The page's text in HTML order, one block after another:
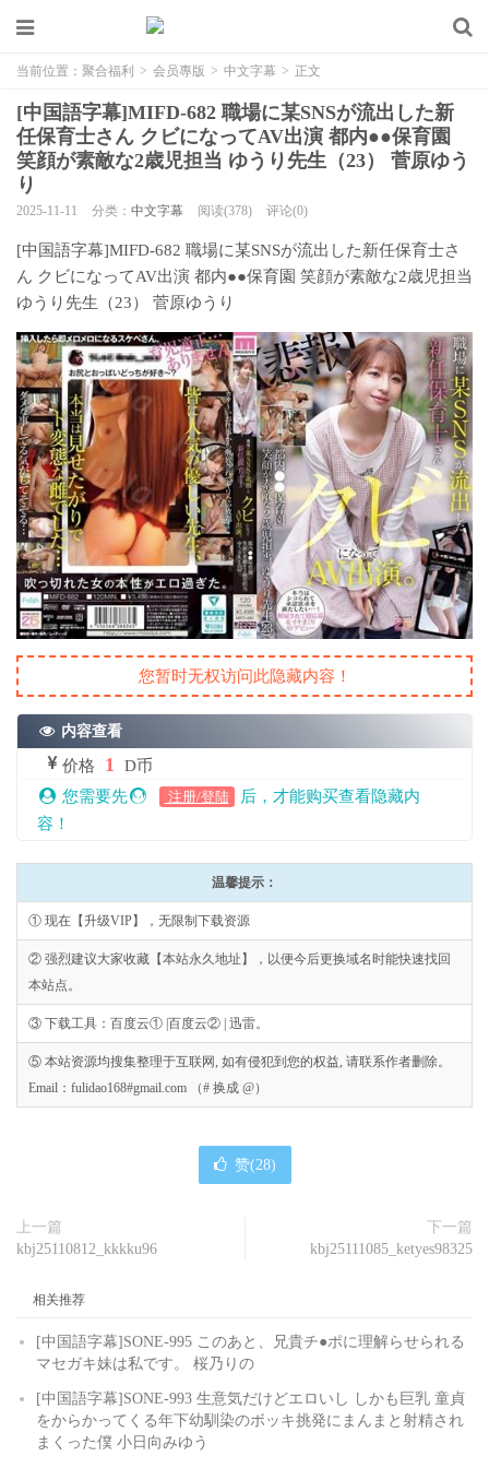
当前位置： 聚合福利 > 会员專版 > 中文字幕 > 正文
[中国語字幕]MIFD-682 職場に某SNSが流出した新
任保育士さん クビになってAV出演 都内●●保育園
笑顔が素敵な2歳児担当 ゆうり先生（23） 菅原ゆう
り
2025-11-11 分类： 中文字幕 阅读(378) 评论(0)
[中国語字幕]MIFD-682 職場に某SNSが流出した新任保育士さ
ん クビになってAV出演 都内●●保育園 笑顔が素敵な2歳児担当
ゆうり先生（23） 菅原ゆうり
您暂时无权访问此隐藏内容！
内容查看
价格 1
D币
您需要先
注册/登陆
后，才能购买查看隐藏内
容！
温馨提示：
① 现在【升级VIP】，无限制下载资源
② 强烈建议大家收藏【本站永久地址】，以便今后更换域名时能快速找回
本站点。
③ 下载工具：百度云① |百度云② | 迅雷。
⑤ 本站资源均搜集整理于互联网, 如有侵犯到您的权益, 请联系作者删除。
Email：fulidao168#gmail.com （# 换成 @）
赞(28)
上一篇
kbj25110812_kkkku96
下一篇
kbj25111085_ketyes98325
相关推荐
[中国語字幕]SONE-995 このあと、兄貴チ●ポに理解らせられる
マセガキ妹は私です。 桜乃りの
[中国語字幕]SONE-993 生意気だけどエロいし しかも巨乳 童貞
をからかってくる年下幼馴染のボッキ挑発にまんまと射精され
まくった僕 小日向みゆう